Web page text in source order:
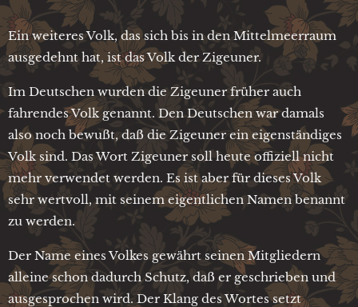
Ein weiteres Volk, das sich bis in den Mittelmeerraum
ausgedehnt hat, ist das Volk der Zigeuner.
Im Deutschen wurden die Zigeuner früher auch
fahrendes Volk genannt. Den Deutschen war damals
also noch bewußt, daß die Zigeuner ein eigenständiges
Volk sind. Das Wort Zigeuner soll heute offiziell nicht
mehr verwendet werden. Es ist aber für dieses Volk
sehr wertvoll, mit seinem eigentlichen Namen benannt
zu werden.
Der Name eines Volkes gewährt seinen Mitgliedern
alleine schon dadurch Schutz, daß er geschrieben und
ausgesprochen wird. Der Klang des Wortes setzt